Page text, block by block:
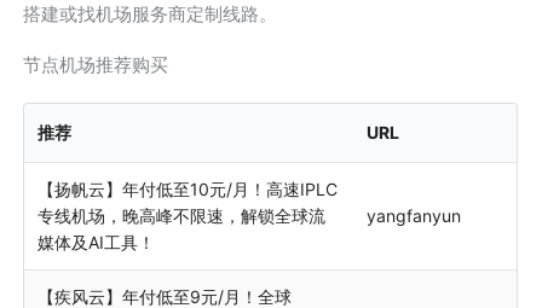
搭建或找机场服务商定制线路。
节点机场推荐购买
推荐 URL
【扬帆云】年付低至10元/月！高速IPLC
专线机场，晚高峰不限速，解锁全球流
媒体及AI工具！
yangfanyun
【疾风云】年付低至9元/月！全球